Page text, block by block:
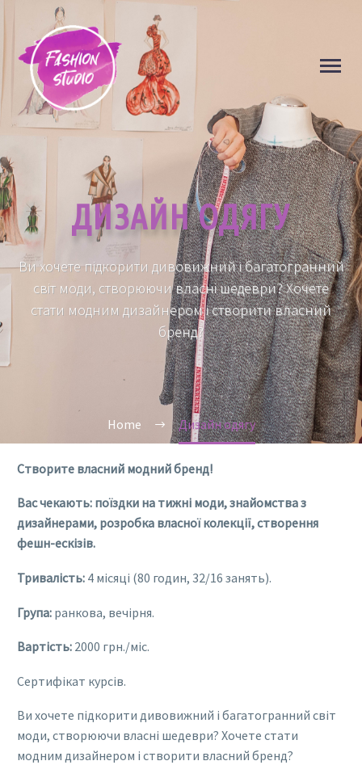
◼
◼
ДИЗАЙН ОДЯГУ
Ви хочете підкорити дивовижний і багатогранний
світ моди, створюючи власні шедеври? Хочете
стати модним дизайнером і створити власний
бренд?
Home Дизайн одягу
Створите власний модний бренд!
Вас чекають: поїздки на тижні моди, знайомства з
дизайнерами, розробка власної колекції, створення
фешн-ескізів.
Тривалість: 4 місяці (80 годин, 32/16 занять).
Група: ранкова, вечірня.
Вартість: 2000 грн./міс.
Сертифікат курсів.
Ви хочете підкорити дивовижний і багатогранний світ
моди, створюючи власні шедеври? Хочете стати
модним дизайнером і створити власний бренд?